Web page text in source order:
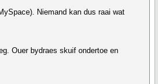
Niemand kan dus raai wat
Ouer bydraes skuif ondertoe en